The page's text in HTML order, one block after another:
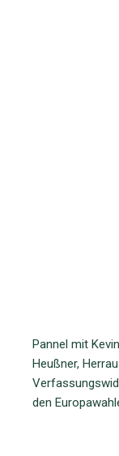
Pannel mit
Heußner,
den